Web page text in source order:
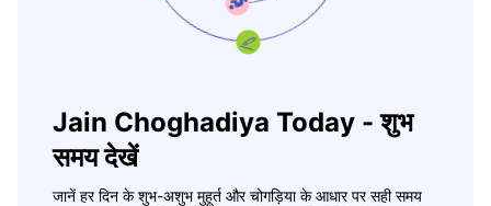
Jain Choghadiya Today - शुभ
समय देखें
जानें हर दिन के शुभ-अशुभ मुहूर्त और चोगड़िया के आधार पर सही समय